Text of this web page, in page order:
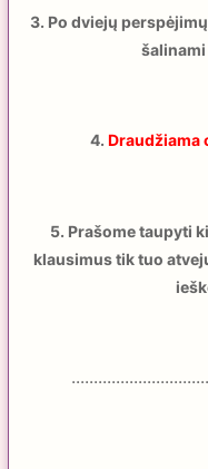
3. Po dviejų
4. Draudžiama
5. Prašome taupyti
klausimus tik tuo